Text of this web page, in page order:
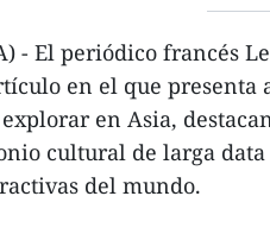
- El periódico francés
en el que presenta
en Asia,
cultural de larga
del mundo.